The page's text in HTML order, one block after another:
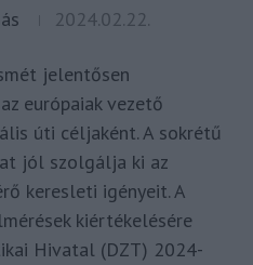
2024.02.22.
jelentősen
európaiak vezető
úti céljaként. A sokrétű
jól szolgálja ki az
keresleti igényeit. A
kiértékelésére
Hivatal (DZT) 2024-